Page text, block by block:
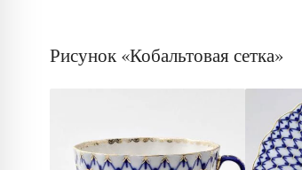
Рисунок «Кобальтовая сетка»